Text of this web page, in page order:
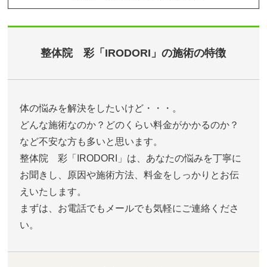
整体院 彩「IRODORI」の施術の特徴
体の悩みを解決をしたいけど・・・。
どんな施術なのか？どのくらい料金がかかるのか？
など不安な方も多いと思います。
整体院 彩「IRODORI」は、あなたの悩みを丁寧に
お聞きし、原因や施術方法、料金をしっかりとお伝
えいたします。
まずは、お電話でもメールでも気軽にご連絡くださ
い。